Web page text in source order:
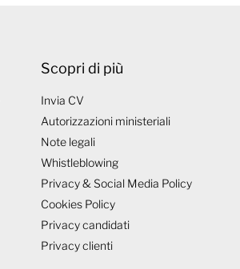
Scopri di più
Invia CV
Autorizzazioni ministeriali
Note legali
Whistleblowing
Privacy & Social Media Policy
Cookies Policy
Privacy candidati
Privacy clienti